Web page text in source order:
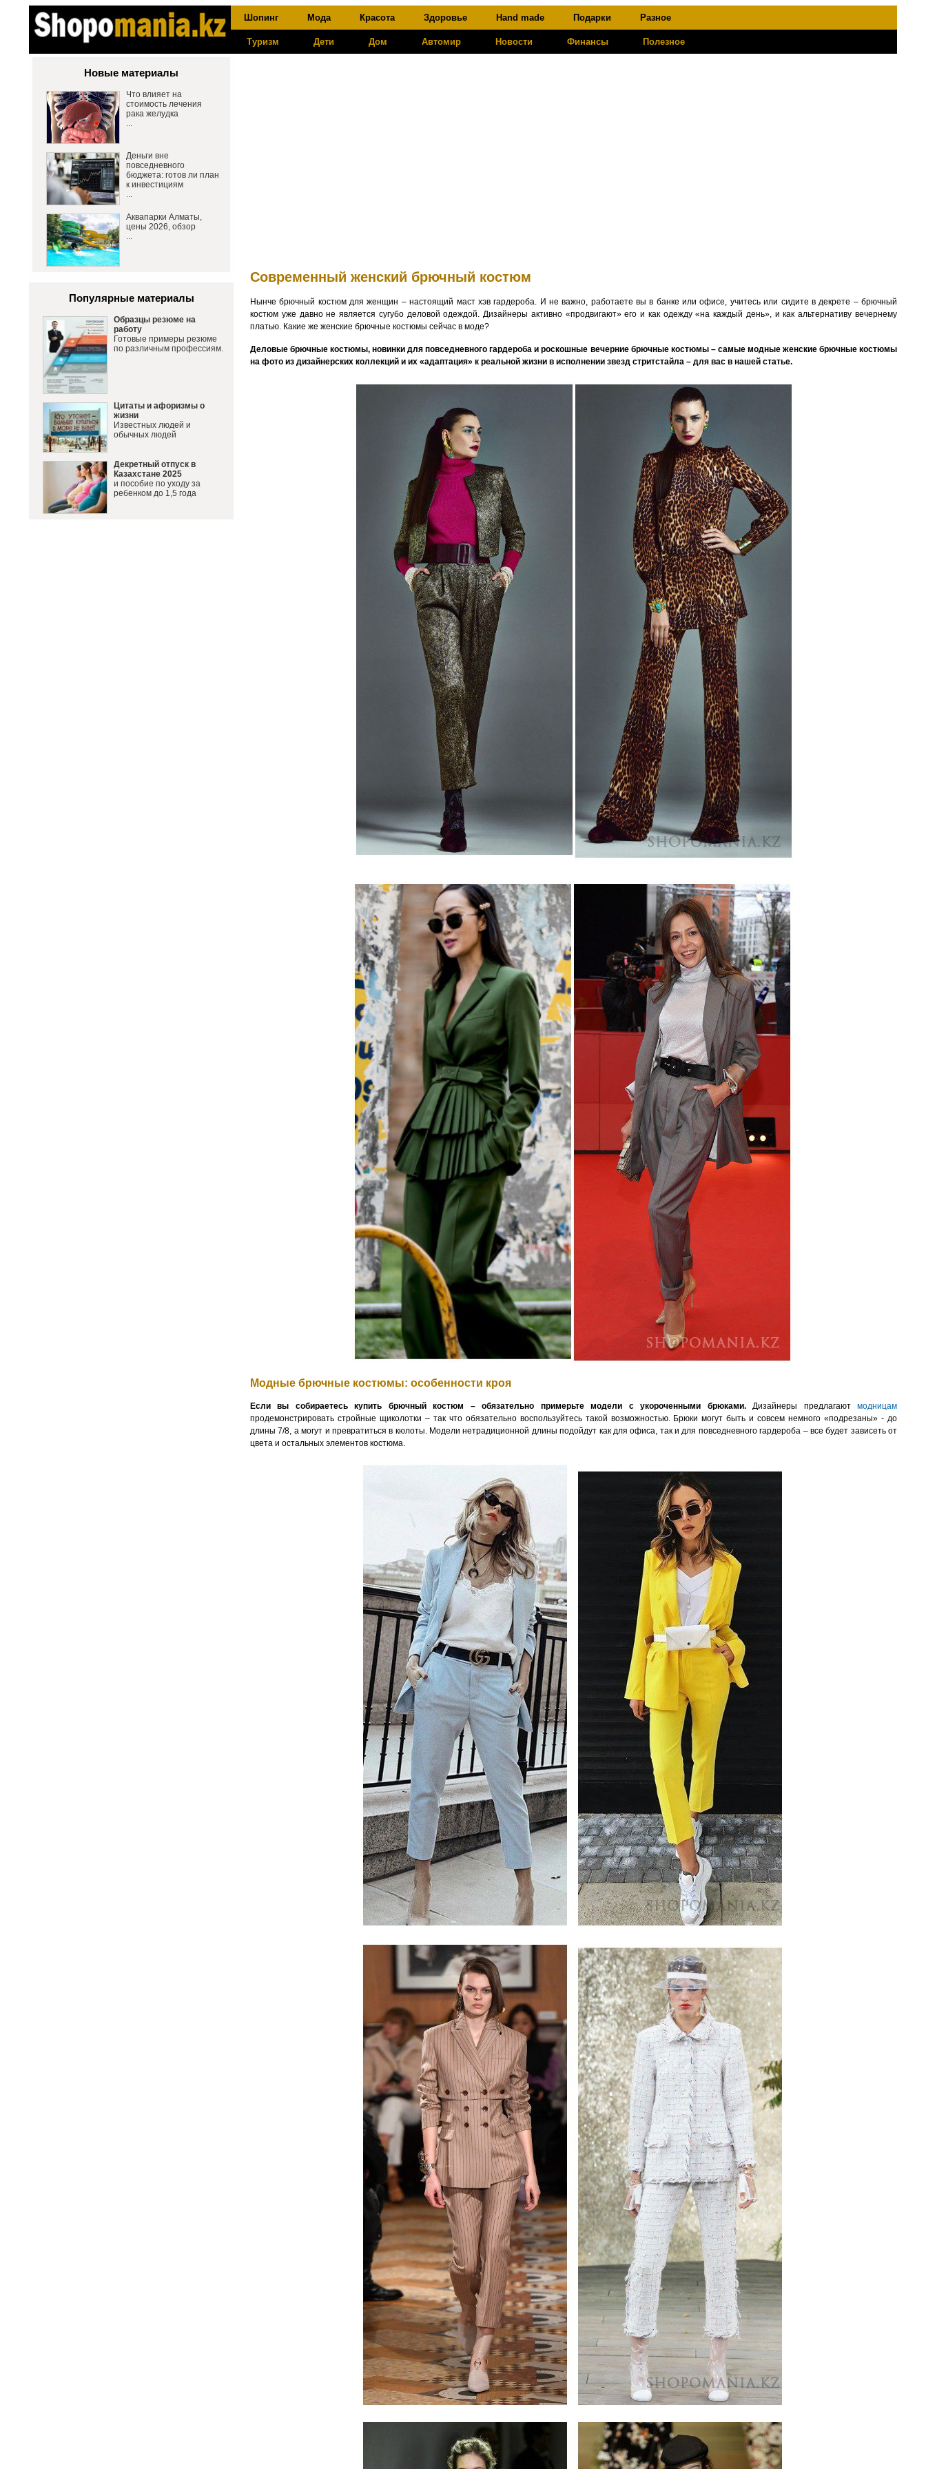
Шопинг Мода Красота Здоровье Hand made Подарки Разное
Туризм Дети Дом Автомир Новости Финансы Полезное
Новые материалы
Что влияет на
стоимость лечения
рака желудка
...
Деньги вне
повседневного
бюджета: готов ли план
к инвестициям
...
Аквапарки Алматы,
цены 2026, обзор
...
Популярные материалы
Образцы резюме на
работу
Готовые примеры резюме
по различным профессиям.
Цитаты и афоризмы о
жизни
Известных людей и
обычных людей
Декретный отпуск в
Казахстане 2025
и пособие по уходу за
ребенком до 1,5 года
Современный женский брючный костюм
Нынче брючный костюм для женщин – настоящий маст хэв гардероба. И не важно, работаете вы в банке или офисе, учитесь или сидите в декрете – брючный
костюм уже давно не является сугубо деловой одеждой. Дизайнеры активно «продвигают» его и как одежду «на каждый день», и как альтернативу вечернему
платью. Какие же женские брючные костюмы сейчас в моде?
Деловые брючные костюмы, новинки для повседневного гардероба и роскошные вечерние брючные костюмы – самые модные женские брючные костюмы
на фото из дизайнерских коллекций и их «адаптация» к реальной жизни в исполнении звезд стритстайла – для вас в нашей статье.
Модные брючные костюмы: особенности кроя
Если вы собираетесь купить брючный костюм – обязательно примерьте модели с укороченными брюками.Дизайнеры предлагаютмодницам
продемонстрировать стройные щиколотки – так что обязательно воспользуйтесь такой возможностью. Брюки могут быть и совсем немного «подрезаны» - до
длины 7/8, а могут и превратиться в кюлоты. Модели нетрадиционной длины подойдут как для офиса, так и для повседневного гардероба – все будет зависеть от
цвета и остальных элементов костюма.